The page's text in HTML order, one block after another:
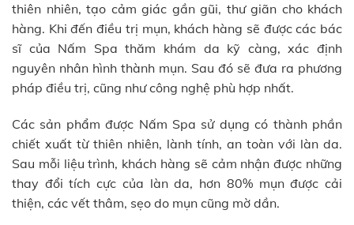
thiên nhiên, tạo cảm giác gần gũi, thư giãn cho khách
hàng. Khi đến điều trị mụn, khách hàng sẽ được các bác
sĩ của Nấm Spa thăm khám da kỹ càng, xác định
nguyên nhân hình thành mụn. Sau đó sẽ đưa ra phương
pháp điều trị, cũng như công nghệ phù hợp nhất.
Các sản phẩm được Nấm Spa sử dụng có thành phần
chiết xuất từ thiên nhiên, lành tính, an toàn với làn da.
Sau mỗi liệu trình, khách hàng sẽ cảm nhận được những
thay đổi tích cực của làn da, hơn 80% mụn được cải
thiện, các vết thâm, sẹo do mụn cũng mờ dần.